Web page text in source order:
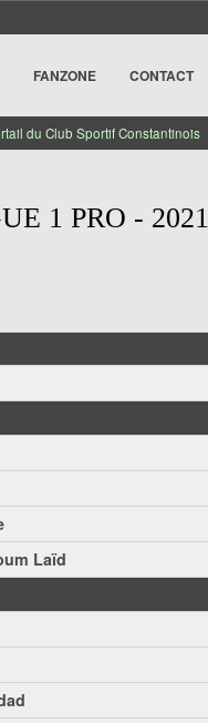
FANZONE CONTACT
du Club Sportif Constantinois
1 PRO -
Laïd